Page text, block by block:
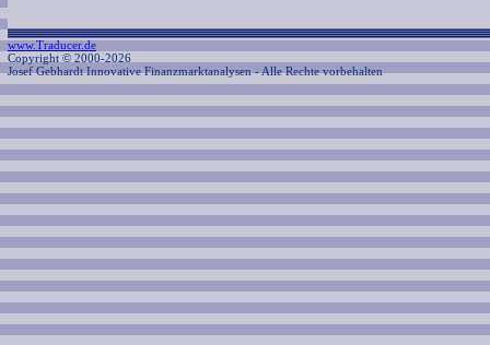
www.Traducer.de
Copyright © 2000-2026
Josef Gebhardt Innovative Finanzmarktanalysen - Alle Rechte vorbehalten